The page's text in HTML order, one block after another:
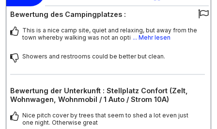
Bewertung des Campingplatzes :
This is a nice camp site, quiet and relaxing, but away from the
town whereby walking was not an opti ... Mehr lesen
Showers and restrooms could be better but clean.
Bewertung der Unterkunft : Stellplatz Confort (Zelt,
Wohnwagen, Wohnmobil / 1 Auto / Strom 10A)
Nice pitch cover by trees that seem to shed a lot even just
one night. Otherwise great